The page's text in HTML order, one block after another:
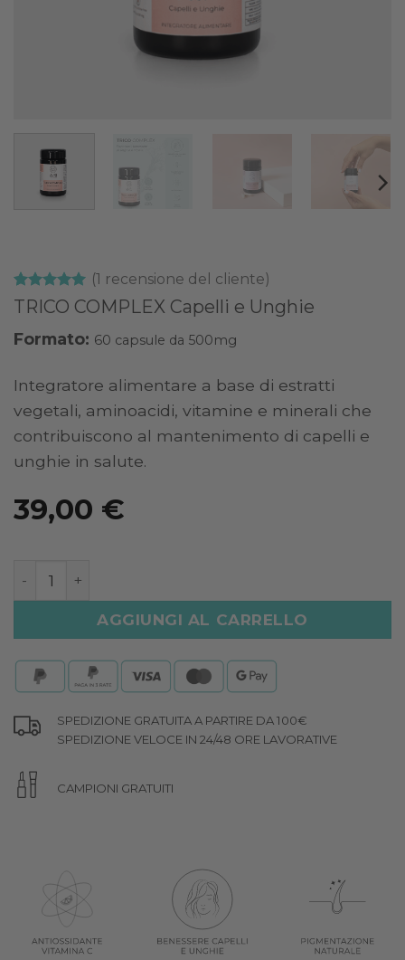
Valutato5
su 5 su
1
recensioni
(1 recensione del cliente)
TRICO COMPLEX Capelli e Unghie
Formato: 60 capsule da 500mg
Integratore alimentare a base di estratti
vegetali, aminoacidi, vitamine e minerali che
contribuiscono al mantenimento di capelli e
unghie in salute.
39,00 €
AGGIUNGI AL CARRELLO
SPEDIZIONE GRATUITA A PARTIRE DA 100€
SPEDIZIONE VELOCE IN 24/48 ORE LAVORATIVE
CAMPIONI GRATUITI